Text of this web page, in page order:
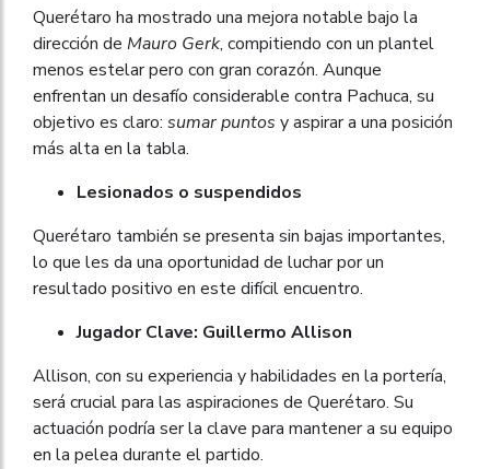
Querétaro ha mostrado una mejora notable bajo la
dirección de Mauro Gerk, compitiendo con un plantel
menos estelar pero con gran corazón. Aunque
enfrentan un desafío considerable contra Pachuca, su
objetivo es claro: sumar puntos y aspirar a una posición
más alta en la tabla.
Lesionados o suspendidos
Querétaro también se presenta sin bajas importantes,
lo que les da una oportunidad de luchar por un
resultado positivo en este difícil encuentro.
Jugador Clave: Guillermo Allison
Allison, con su experiencia y habilidades en la portería,
será crucial para las aspiraciones de Querétaro. Su
actuación podría ser la clave para mantener a su equipo
en la pelea durante el partido.